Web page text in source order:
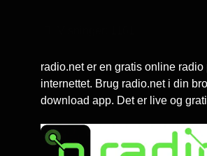
radio.net er en gratis online radio
internettet. Brug radio.net i din
download app. Det er live og